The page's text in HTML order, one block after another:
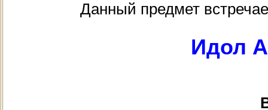
Данный предмет
Идол